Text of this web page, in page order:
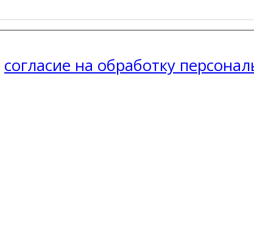
согласие на обработку